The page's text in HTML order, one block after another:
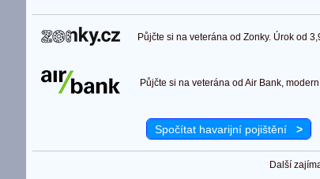
Půjčte si na veterána od Zonky. Úrok od
Půjčte si na veterána od Air Bank,
Spočítat havarijní pojištění >
Další